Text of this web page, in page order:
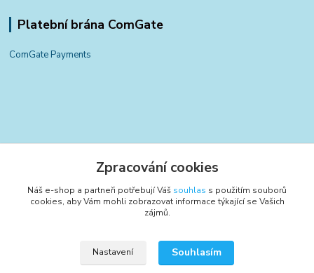
Platební brána ComGate
ComGate Payments
+420 797 834 700
(Po-Pá, 8-15:30 hod.)
Zpracování cookies
Náš e-shop a partneři potřebují Váš souhlas s použitím souborů
cookies, aby Vám mohli zobrazovat informace týkající se Vašich
zájmů.
Nastavení Souhlasím